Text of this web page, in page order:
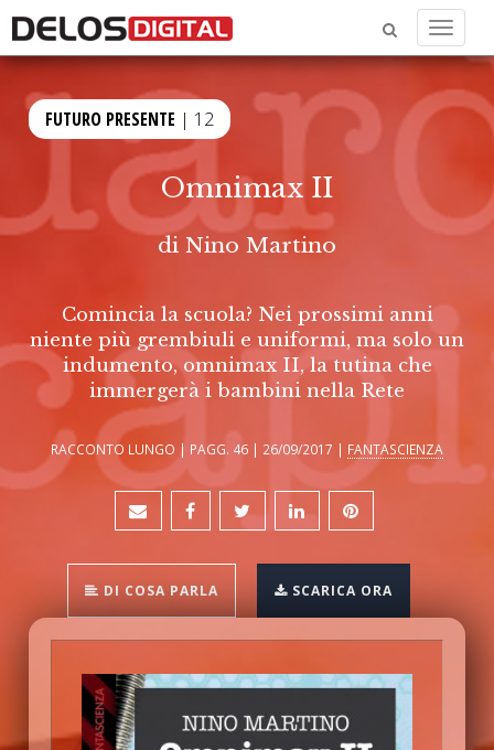
Menu
FUTURO PRESENTE | 12
Omnimax II
di Nino Martino
Comincia la scuola? Nei prossimi anni
niente più grembiuli e uniformi, ma solo un
indumento, omnimax II, la tutina che
immergerà i bambini nella Rete
RACCONTO LUNGO | PAGG. 46 | 26/09/2017 | FANTASCIENZA
DI COSA PARLA SCARICA ORA